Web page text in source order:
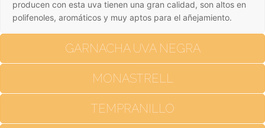
producen con esta uva tienen una gran calidad, son altos en
polifenoles, aromáticos y muy aptos para el añejamiento.
GARNACHA UVA NEGRA
MONASTRELL
TEMPRANILLO